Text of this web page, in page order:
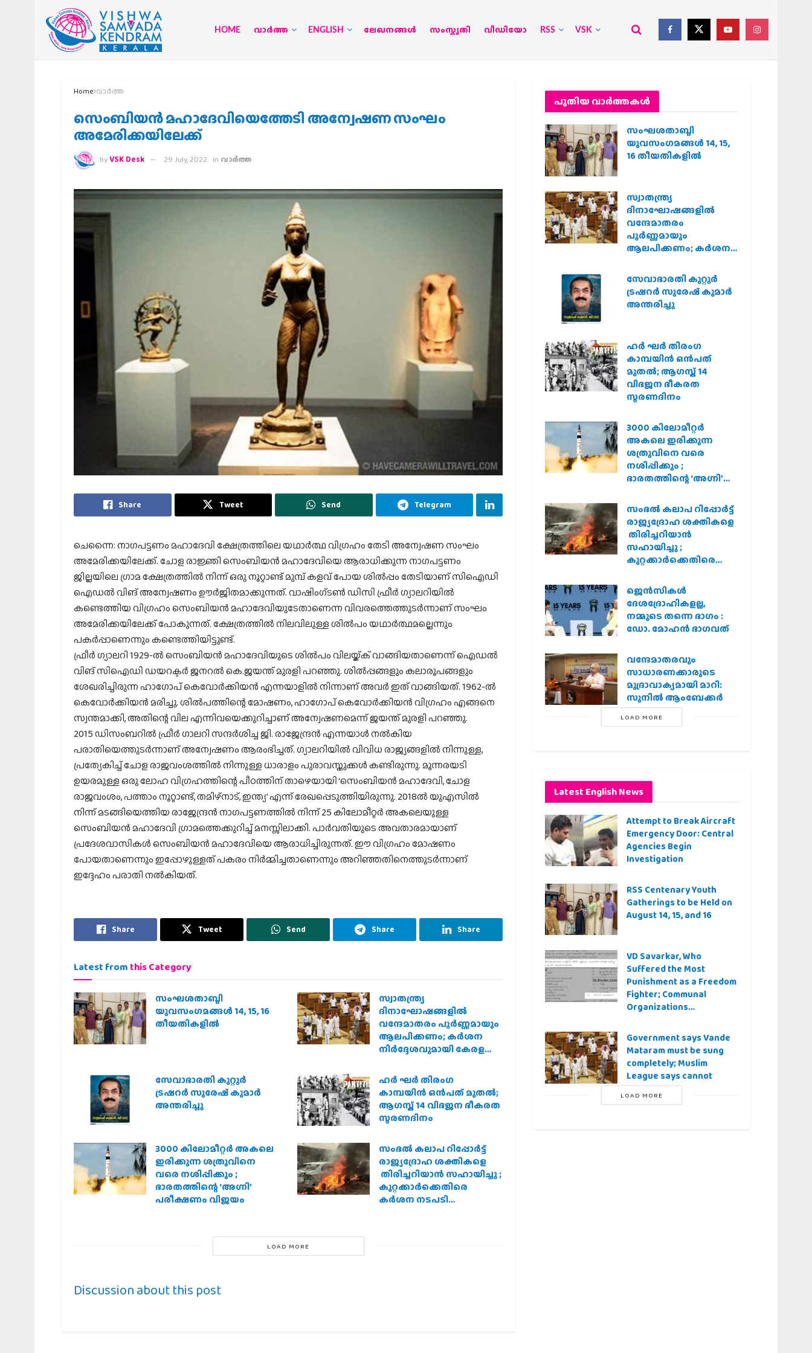
HOME വാര്‍ത്ത ENGLISH ലേഖനങ്ങള്‍ സംസ്കൃതി വീഡിയോ RSS VSK
Home വാര്‍ത്ത
സെംബിയന്‍ മഹാദേവിയെത്തേടി അന്വേഷണ സംഘം
അമേരിക്കയിലേക്ക്
byVSK Desk 29 July, 2022 in വാര്‍ത്ത
Share Tweet Send Telegram
ചെന്നൈ: നാഗപട്ടണം മഹാദേവി ക്ഷേത്രത്തിലെ യഥാര്‍ത്ഥ വിഗ്രഹം തേടി അന്വേഷണ സംഘം
അമേരിക്കയിലേക്ക്. ചോള രാജ്ഞി സെംബിയന്‍ മഹാദേവിയെ ആരാധിക്കുന്ന നാഗപട്ടണം
ജില്ലയിലെ ഗ്രാമ ക്ഷേത്രത്തില്‍ നിന്ന് ഒരു നൂറ്റാണ്ട് മുമ്പ് കളവ് പോയ ശില്‍പ്പം തേടിയാണ് സിഐഡി
ഐഡല്‍ വിങ് അന്വേഷണം ഊര്‍ജിതമാക്കുന്നത്. വാഷിംഗ്ടണ്‍ ഡിസി ഫ്രീര്‍ ഗ്യാലറിയില്‍
കണ്ടെത്തിയ വിഗ്രഹം സെംബിയന്‍ മഹാദേവിയുടേതാണെന്ന വിവരത്തെത്തുടര്‍ന്നാണ് സംഘം
അമേരിക്കയിലേക്ക് പോകുന്നത്. ക്ഷേത്രത്തില്‍ നിലവിലുള്ള ശില്‍പം യഥാര്‍ത്ഥമല്ലെന്നും
പകര്‍പ്പാണെന്നും കണ്ടെത്തിയിട്ടുണ്ട്.
ഫ്രീര്‍ ഗ്യാലറി 1929-ല്‍ സെംബിയന്‍ മഹാദേവിയുടെ ശില്‍പം വിലയ്ക്ക് വാങ്ങിയതാണെന്ന് ഐഡല്‍
വിങ് സിഐഡി ഡയറക്ടര്‍ ജനറല്‍ കെ.ജയന്ത് മുരളി പറഞ്ഞു. ശില്‍പ്പങ്ങളും കലാരൂപങ്ങളും
ശേഖരിച്ചിരുന്ന ഹാഗോപ് കെവോര്‍ക്കിയന്‍ എന്നയാളില്‍ നിന്നാണ് അവര്‍ ഇത് വാങ്ങിയത്. 1962-ല്‍
കെവോര്‍ക്കിയന്‍ മരിച്ചു. ശില്‍പത്തിന്റെ മോഷണം, ഹാഗോപ് കെവോര്‍ക്കിയന്‍ വിഗ്രഹം എങ്ങനെ
സ്വന്തമാക്കി, അതിന്റെ വില എന്നിവയെക്കുറിച്ചാണ് അന്വേഷണമെന്ന് ജയന്ത് മുരളി പറഞ്ഞു.
2015 ഡിസംബറില്‍ ഫ്രീര്‍ ഗാലറി സന്ദര്‍ശിച്ച ജി. രാജേന്ദ്രന്‍ എന്നയാള്‍ നല്‍കിയ
പരാതിയെത്തുടര്‍ന്നാണ് അന്വേഷണം ആരംഭിച്ചത്. ഗ്യാലറിയില്‍ വിവിധ രാജ്യങ്ങളില്‍ നിന്നുള്ള,
പ്രത്യേകിച്ച് ചോള രാജവംശത്തില്‍ നിന്നുള്ള ധാരാളം പുരാവസ്തുക്കള്‍ കണ്ടിരുന്നു. മൂന്നരയടി
ഉയരമുള്ള ഒരു ലോഹ വിഗ്രഹത്തിന്റെ പീഠത്തിന് താഴെയായി ‘സെംബിയന്‍ മഹാദേവി, ചോള
രാജവംശം, പത്താം നൂറ്റാണ്ട്, തമിഴ്നാട്, ഇന്ത്യ’ എന്ന് രേഖപ്പെടുത്തിയിരുന്നു. 2018ല്‍ യുഎസില്‍
നിന്ന് മടങ്ങിയെത്തിയ രാജേന്ദ്രന്‍ നാഗപട്ടണത്തില്‍ നിന്ന് 25 കിലോമീറ്റര്‍ അകലെയുള്ള
സെംബിയന്‍ മഹാദേവി ഗ്രാമത്തെക്കുറിച്ച് മനസ്സിലാക്കി. പാര്‍വതിയുടെ അവതാരമായാണ്
പ്രദേശവാസികള്‍ സെംബിയന്‍ മഹാദേവിയെ ആരാധിച്ചിരുന്നത്. ഈ വിഗ്രഹം മോഷണം
പോയതാണെന്നും ഇപ്പോഴുള്ളത് പകരം നിര്‍മ്മിച്ചതാണെന്നും അറിഞ്ഞതിനെത്തുടര്‍ന്നാണ്
ഇദ്ദേഹം പരാതി നല്‍കിയത്.
Share Tweet Send Share Share
Latest from this Category
സംഘശതാബ്ദി
യുവസംഗമങ്ങള്‍ 14, 15, 16
തീയതികളില്‍
സ്വാതന്ത്ര്യ
ദിനാഘോഷങ്ങളിൽ
വന്ദേമാതരം പൂർണ്ണമായും
ആലപിക്കണം; കർശന
നിർദ്ദേശവുമായി കേരള
സേവാഭാരതി കുറ്റൂർ
ട്രഷറർ സുരേഷ് കുമാർ
അന്തരിച്ചു
ഹര്‍ ഘര്‍ തിരംഗ
കാമ്പയിന്‍ ഒന്‍പത് മുതല്‍;
ആഗസ്ത് 14 വിഭജന ഭീകരത
സ്മരണദിനം
3000 കിലോമീറ്റർ അകലെ
ഇരിക്കുന്ന ശത്രുവിനെ
വരെ നശിപ്പിക്കും ;
ഭാരതത്തിന്റെ ‘അഗ്നി’
പരീക്ഷണം വിജയം
സംഭൽ കലാപ റിപ്പോർട്ട്
രാജ്യദ്രോഹ ശക്തികളെ
തിരിച്ചറിയാൻ സഹായിച്ചു ;
കുറ്റക്കാർക്കെതിരെ
കർശന നടപടി
LOAD MORE
Discussion about this post
പുതിയ വാര്‍ത്തകള്‍
സംഘശതാബ്ദി
യുവസംഗമങ്ങള്‍ 14, 15,
16 തീയതികളില്‍
സ്വാതന്ത്ര്യ
ദിനാഘോഷങ്ങളിൽ
വന്ദേമാതരം
പൂർണ്ണമായും
ആലപിക്കണം; കർശന
സർക്കാർ
സേവാഭാരതി കുറ്റൂർ
ട്രഷറർ സുരേഷ് കുമാർ
അന്തരിച്ചു
ഹര്‍ ഘര്‍ തിരംഗ
കാമ്പയിന്‍ ഒന്‍പത്
മുതല്‍; ആഗസ്ത് 14
വിഭജന ഭീകരത
സ്മരണദിനം
3000 കിലോമീറ്റർ
അകലെ ഇരിക്കുന്ന
ശത്രുവിനെ വരെ
നശിപ്പിക്കും ;
ഭാരതത്തിന്റെ ‘അഗ്നി’
സംഭൽ കലാപ റിപ്പോർട്ട്
രാജ്യദ്രോഹ ശക്തികളെ
തിരിച്ചറിയാൻ
സഹായിച്ചു ;
കുറ്റക്കാർക്കെതിരെ
വേണമെന്ന് വിശ്വഹിന്ദു
പരിഷത്ത്
ജെന്‍സികള്‍
ദേശദ്രോഹികളല്ല,
നമ്മുടെ തന്നെ ഭാഗം :
ഡോ. മോഹന്‍ ഭാഗവത്
വന്ദേമാതരവും
സാധാരണക്കാരുടെ
മുദ്രാവാക്യമായി മാറി:
സുനിൽ ആംബേക്കർ
LOAD MORE
Latest English News
Attempt to Break Aircraft
Emergency Door: Central
Agencies Begin
Investigation
RSS Centenary Youth
Gatherings to be Held on
August 14, 15, and 16
VD Savarkar, Who
Suffered the Most
Punishment as a Freedom
Fighter; Communal
Organizations
Quiz Question
Government says Vande
Mataram must be sung
completely; Muslim
League says cannot
LOAD MORE